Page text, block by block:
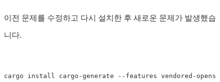
이전 문제를 수정하고 다시 설치한 후 새로운 문제가 발생했습
니다.
cargo install cargo-generate --features